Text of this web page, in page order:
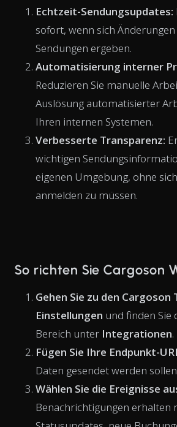
Echtzeit-Sendungsupdates:
sofort, wenn sich
Sendungen ergeben.
Automatisierung interner
Reduzieren Sie manuelle
Auslösung automatisierter
Ihren internen Systemen.
Verbesserte Transparenz:
wichtigen
eigenen Umgebung, ohne
anmelden zu müssen.
So richten Sie Cargoson
Gehen Sie zu den Cargoson
Einstellungen und finden Sie
Bereich unter Integrationen.
Fügen Sie Ihre Endpunkt-
Daten gesendet werden
Wählen Sie die Ereignisse
Benachrichtigungen erhalten